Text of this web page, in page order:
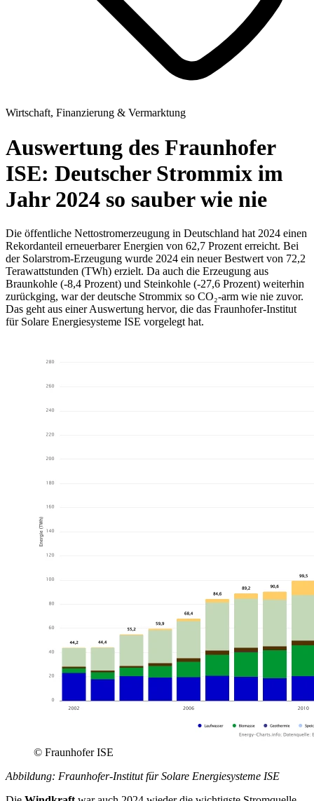
Wirtschaft, Finanzierung & Vermarktung
Auswertung des Fraunhofer
ISE: Deutscher Strommix im
Jahr 2024 so sauber wie nie
Die öffentliche Nettostromerzeugung in Deutschland hat 2024 einen
Rekordanteil erneuerbarer Energien von 62,7 Prozent erreicht. Bei
der Solarstrom-Erzeugung wurde 2024 ein neuer Bestwert von 72,2
Terawattstunden (TWh) erzielt. Da auch die Erzeugung aus
Braunkohle (-8,4 Prozent) und Steinkohle (-27,6 Prozent) weiterhin
zurückging, war der deutsche Strommix so CO₂-arm wie nie zuvor.
Das geht aus einer Auswertung hervor, die das Fraunhofer-Institut
für Solare Energiesysteme ISE vorgelegt hat.
© Fraunhofer ISE
Abbildung: Fraunhofer-Institut für Solare Energiesysteme ISE